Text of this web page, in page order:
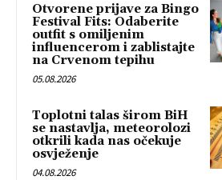
Otvorene prijave za Bingo
Festival Fits: Odaberite
outfit s omiljenim
influencerom i zablistajte
na Crvenom tepihu
05.08.2026
Toplotni talas širom BiH
se nastavlja, meteorolozi
otkrili kada nas očekuje
osvježenje
04.08.2026